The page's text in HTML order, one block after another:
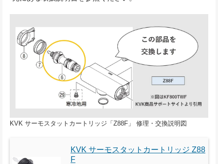
KVK サーモスタットカートリッジ「Z88F」 修理・交換説明図
KVK サーモスタットカートリッジ Z88
F